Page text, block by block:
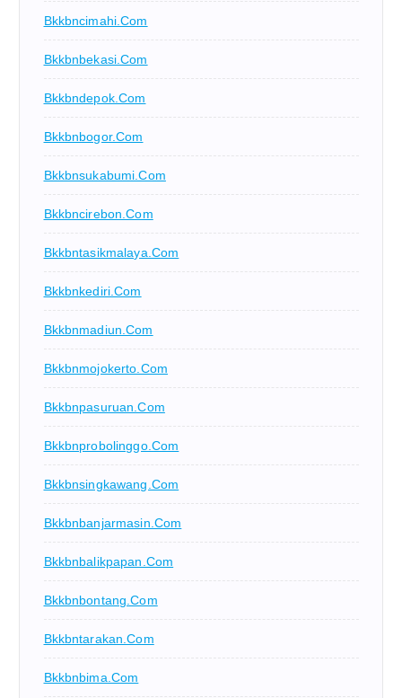
Bkkbncimahi.com
Bkkbnbekasi.com
Bkkbndepok.com
Bkkbnbogor.com
Bkkbnsukabumi.com
Bkkbncirebon.com
Bkkbntasikmalaya.com
Bkkbnkediri.com
Bkkbnmadiun.com
Bkkbnmojokerto.com
Bkkbnpasuruan.com
Bkkbnprobolinggo.com
Bkkbnsingkawang.com
Bkkbnbanjarmasin.com
Bkkbnbalikpapan.com
Bkkbnbontang.com
Bkkbntarakan.com
Bkkbnbima.com